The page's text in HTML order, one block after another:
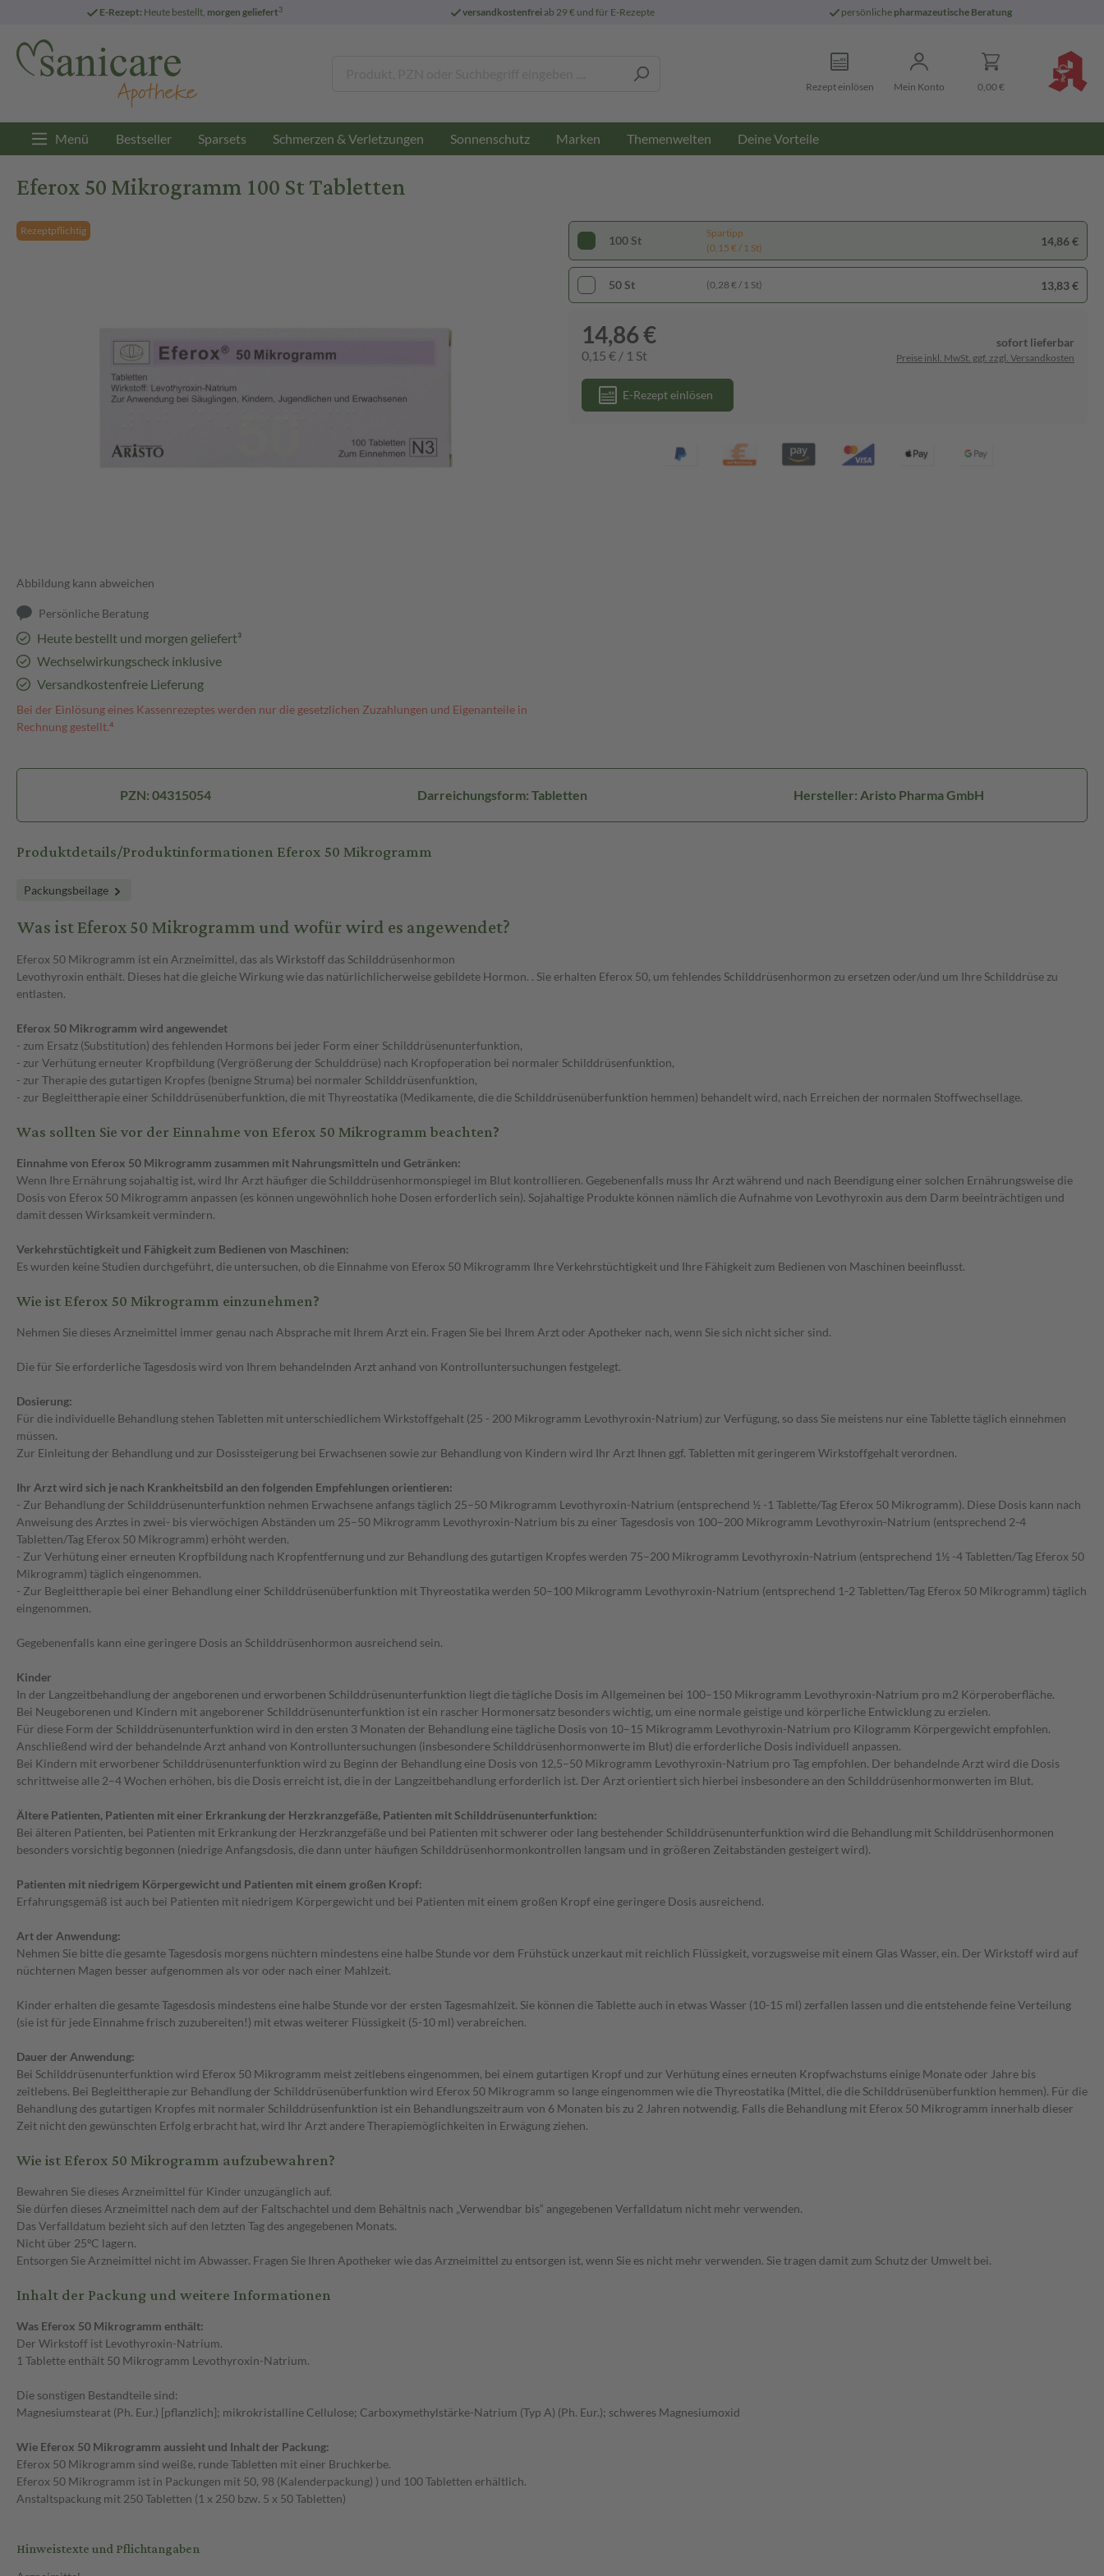
E-Rezept: Heute bestellt, morgen geliefert3 versandkostenfreiab 29 € und für E-Rezepte persönliche pharmazeutische Beratung
Rezept einlösen Mein Konto 0,00 €
Menü Bestseller Sparsets Schmerzen & Verletzungen Sonnenschutz Marken Themenwelten Deine Vorteile
Eferox 50 Mikrogramm 100 St Tabletten
Rezeptpflichtig
Abbildung kann abweichen
Persönliche Beratung
Heute bestellt und morgen geliefert³
Wechselwirkungscheck inklusive
Versandkostenfreie Lieferung
Bei der Einlösung eines Kassenrezeptes werden nur die gesetzlichen Zuzahlungen und Eigenanteile in
Rechnung gestellt.⁴
100 St
Spartipp
(0,15 € / 1 St)
14,86 €
50 St (0,28 € / 1 St) 13,83 €
14,86 €
0,15 € / 1 St
sofort lieferbar
Preise inkl. MwSt. ggf. zzgl. Versandkosten
E-Rezept einlösen
PZN: 04315054 Darreichungsform: Tabletten Hersteller: Aristo Pharma GmbH
Produktdetails/Produktinformationen Eferox 50 Mikrogramm
Packungsbeilage
Was ist Eferox 50 Mikrogramm und wofür wird es angewendet?
Eferox 50 Mikrogramm ist ein Arzneimittel, das als Wirkstoff das Schilddrüsenhormon
Levothyroxin enthält. Dieses hat die gleiche Wirkung wie das natürlichlicherweise gebildete Hormon. . Sie erhalten Eferox 50, um fehlendes Schilddrüsenhormon zu ersetzen oder/und um Ihre Schilddrüse zu
entlasten.
Eferox 50 Mikrogramm wird angewendet
- zum Ersatz (Substitution) des fehlenden Hormons bei jeder Form einer Schilddrüsenunterfunktion,
- zur Verhütung erneuter Kropfbildung (Vergrößerung der Schulddrüse) nach Kropfoperation bei normaler Schilddrüsenfunktion,
- zur Therapie des gutartigen Kropfes (benigne Struma) bei normaler Schilddrüsenfunktion,
- zur Begleittherapie einer Schilddrüsenüberfunktion, die mit Thyreostatika (Medikamente, die die Schilddrüsenüberfunktion hemmen) behandelt wird, nach Erreichen der normalen Stoffwechsellage.
Was sollten Sie vor der Einnahme von Eferox 50 Mikrogramm beachten?
Einnahme von Eferox 50 Mikrogramm zusammen mit Nahrungsmitteln und Getränken:
Wenn Ihre Ernährung sojahaltig ist, wird Ihr Arzt häufiger die Schilddrüsenhormonspiegel im Blut kontrollieren. Gegebenenfalls muss Ihr Arzt während und nach Beendigung einer solchen Ernährungsweise die
Dosis von Eferox 50 Mikrogramm anpassen (es können ungewöhnlich hohe Dosen erforderlich sein). Sojahaltige Produkte können nämlich die Aufnahme von Levothyroxin aus dem Darm beeinträchtigen und
damit dessen Wirksamkeit vermindern.
Verkehrstüchtigkeit und Fähigkeit zum Bedienen von Maschinen:
Es wurden keine Studien durchgeführt, die untersuchen, ob die Einnahme von Eferox 50 Mikrogramm Ihre Verkehrstüchtigkeit und Ihre Fähigkeit zum Bedienen von Maschinen beeinflusst.
Wie ist Eferox 50 Mikrogramm einzunehmen?
Nehmen Sie dieses Arzneimittel immer genau nach Absprache mit Ihrem Arzt ein. Fragen Sie bei Ihrem Arzt oder Apotheker nach, wenn Sie sich nicht sicher sind.
Die für Sie erforderliche Tagesdosis wird von Ihrem behandelnden Arzt anhand von Kontrolluntersuchungen festgelegt.
Dosierung:
Für die individuelle Behandlung stehen Tabletten mit unterschiedlichem Wirkstoffgehalt (25 - 200 Mikrogramm Levothyroxin-Natrium) zur Verfügung, so dass Sie meistens nur eine Tablette täglich einnehmen
müssen.
Zur Einleitung der Behandlung und zur Dosissteigerung bei Erwachsenen sowie zur Behandlung von Kindern wird Ihr Arzt Ihnen ggf. Tabletten mit geringerem Wirkstoffgehalt verordnen.
Ihr Arzt wird sich je nach Krankheitsbild an den folgenden Empfehlungen orientieren:
- Zur Behandlung der Schilddrüsenunterfunktion nehmen Erwachsene anfangs täglich 25–50 Mikrogramm Levothyroxin-Natrium (entsprechend ½ -1 Tablette/Tag Eferox 50 Mikrogramm). Diese Dosis kann nach
Anweisung des Arztes in zwei- bis vierwöchigen Abständen um 25–50 Mikrogramm Levothyroxin-Natrium bis zu einer Tagesdosis von 100–200 Mikrogramm Levothyroxin-Natrium (entsprechend 2-4
Tabletten/Tag Eferox 50 Mikrogramm) erhöht werden.
- Zur Verhütung einer erneuten Kropfbildung nach Kropfentfernung und zur Behandlung des gutartigen Kropfes werden 75–200 Mikrogramm Levothyroxin-Natrium (entsprechend 1½ -4 Tabletten/Tag Eferox 50
Mikrogramm) täglich eingenommen.
- Zur Begleittherapie bei einer Behandlung einer Schilddrüsenüberfunktion mit Thyreostatika werden 50–100 Mikrogramm Levothyroxin-Natrium (entsprechend 1-2 Tabletten/Tag Eferox 50 Mikrogramm) täglich
eingenommen.
Gegebenenfalls kann eine geringere Dosis an Schilddrüsenhormon ausreichend sein.
Kinder
In der Langzeitbehandlung der angeborenen und erworbenen Schilddrüsenunterfunktion liegt die tägliche Dosis im Allgemeinen bei 100–150 Mikrogramm Levothyroxin-Natrium pro m2 Körperoberfläche.
Bei Neugeborenen und Kindern mit angeborener Schilddrüsenunterfunktion ist ein rascher Hormonersatz besonders wichtig, um eine normale geistige und körperliche Entwicklung zu erzielen.
Für diese Form der Schilddrüsenunterfunktion wird in den ersten 3 Monaten der Behandlung eine tägliche Dosis von 10–15 Mikrogramm Levothyroxin-Natrium pro Kilogramm Körpergewicht empfohlen.
Anschließend wird der behandelnde Arzt anhand von Kontrolluntersuchungen (insbesondere Schilddrüsenhormonwerte im Blut) die erforderliche Dosis individuell anpassen.
Bei Kindern mit erworbener Schilddrüsenunterfunktion wird zu Beginn der Behandlung eine Dosis von 12,5–50 Mikrogramm Levothyroxin-Natrium pro Tag empfohlen. Der behandelnde Arzt wird die Dosis
schrittweise alle 2–4 Wochen erhöhen, bis die Dosis erreicht ist, die in der Langzeitbehandlung erforderlich ist. Der Arzt orientiert sich hierbei insbesondere an den Schilddrüsenhormonwerten im Blut.
Ältere Patienten, Patienten mit einer Erkrankung der Herzkranzgefäße, Patienten mit Schilddrüsenunterfunktion:
Bei älteren Patienten, bei Patienten mit Erkrankung der Herzkranzgefäße und bei Patienten mit schwerer oder lang bestehender Schilddrüsenunterfunktion wird die Behandlung mit Schilddrüsenhormonen
besonders vorsichtig begonnen (niedrige Anfangsdosis, die dann unter häufigen Schilddrüsenhormonkontrollen langsam und in größeren Zeitabständen gesteigert wird).
Patienten mit niedrigem Körpergewicht und Patienten mit einem großen Kropf:
Erfahrungsgemäß ist auch bei Patienten mit niedrigem Körpergewicht und bei Patienten mit einem großen Kropf eine geringere Dosis ausreichend.
Art der Anwendung:
Nehmen Sie bitte die gesamte Tagesdosis morgens nüchtern mindestens eine halbe Stunde vor dem Frühstück unzerkaut mit reichlich Flüssigkeit, vorzugsweise mit einem Glas Wasser, ein. Der Wirkstoff wird auf
nüchternen Magen besser aufgenommen als vor oder nach einer Mahlzeit.
Kinder erhalten die gesamte Tagesdosis mindestens eine halbe Stunde vor der ersten Tagesmahlzeit. Sie können die Tablette auch in etwas Wasser (10-15 ml) zerfallen lassen und die entstehende feine Verteilung
(sie ist für jede Einnahme frisch zuzubereiten!) mit etwas weiterer Flüssigkeit (5-10 ml) verabreichen.
Dauer der Anwendung:
Bei Schilddrüsenunterfunktion wird Eferox 50 Mikrogramm meist zeitlebens eingenommen, bei einem gutartigen Kropf und zur Verhütung eines erneuten Kropfwachstums einige Monate oder Jahre bis
zeitlebens. Bei Begleittherapie zur Behandlung der Schilddrüsenüberfunktion wird Eferox 50 Mikrogramm so lange eingenommen wie die Thyreostatika (Mittel, die die Schilddrüsenüberfunktion hemmen). Für die
Behandlung des gutartigen Kropfes mit normaler Schilddrüsenfunktion ist ein Behandlungszeitraum von 6 Monaten bis zu 2 Jahren notwendig. Falls die Behandlung mit Eferox 50 Mikrogramm innerhalb dieser
Zeit nicht den gewünschten Erfolg erbracht hat, wird Ihr Arzt andere Therapiemöglichkeiten in Erwägung ziehen.
Wie ist Eferox 50 Mikrogramm aufzubewahren?
Bewahren Sie dieses Arzneimittel für Kinder unzugänglich auf.
Sie dürfen dieses Arzneimittel nach dem auf der Faltschachtel und dem Behältnis nach „Verwendbar bis“ angegebenen Verfalldatum nicht mehr verwenden.
Das Verfalldatum bezieht sich auf den letzten Tag des angegebenen Monats.
Nicht über 25ºC lagern.
Entsorgen Sie Arzneimittel nicht im Abwasser. Fragen Sie Ihren Apotheker wie das Arzneimittel zu entsorgen ist, wenn Sie es nicht mehr verwenden. Sie tragen damit zum Schutz der Umwelt bei.
Inhalt der Packung und weitere Informationen
Was Eferox 50 Mikrogramm enthält:
Der Wirkstoff ist Levothyroxin-Natrium.
1 Tablette enthält 50 Mikrogramm Levothyroxin-Natrium.
Die sonstigen Bestandteile sind:
Magnesiumstearat (Ph. Eur.) [pflanzlich]; mikrokristalline Cellulose; Carboxymethylstärke-Natrium (Typ A) (Ph. Eur.); schweres Magnesiumoxid
Wie Eferox 50 Mikrogramm aussieht und Inhalt der Packung:
Eferox 50 Mikrogramm sind weiße, runde Tabletten mit einer Bruchkerbe.
Eferox 50 Mikrogramm ist in Packungen mit 50, 98 (Kalenderpackung) ) und 100 Tabletten erhältlich.
Anstaltspackung mit 250 Tabletten (1 x 250 bzw. 5 x 50 Tabletten)
Hinweistexte und Pflichtangaben